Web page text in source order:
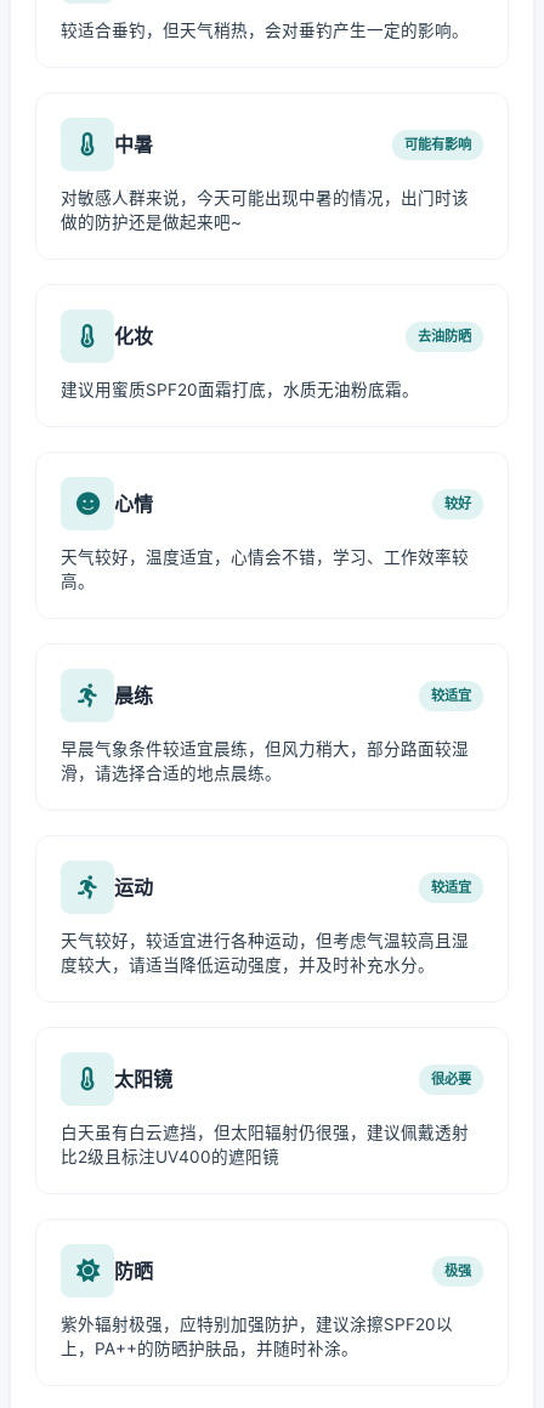
较适合垂钓，但天气稍热，会对垂钓产生一定的影响。
中暑 可能有影响
对敏感人群来说，今天可能出现中暑的情况，出门时该
做的防护还是做起来吧~
化妆 去油防晒
建议用蜜质SPF20面霜打底，水质无油粉底霜。
心情 较好
天气较好，温度适宜，心情会不错，学习、工作效率较
高。
晨练 较适宜
早晨气象条件较适宜晨练，但风力稍大，部分路面较湿
滑，请选择合适的地点晨练。
运动 较适宜
天气较好，较适宜进行各种运动，但考虑气温较高且湿
度较大，请适当降低运动强度，并及时补充水分。
太阳镜 很必要
白天虽有白云遮挡，但太阳辐射仍很强，建议佩戴透射
比2级且标注UV400的遮阳镜
防晒 极强
紫外辐射极强，应特别加强防护，建议涂擦SPF20以
上，PA++的防晒护肤品，并随时补涂。